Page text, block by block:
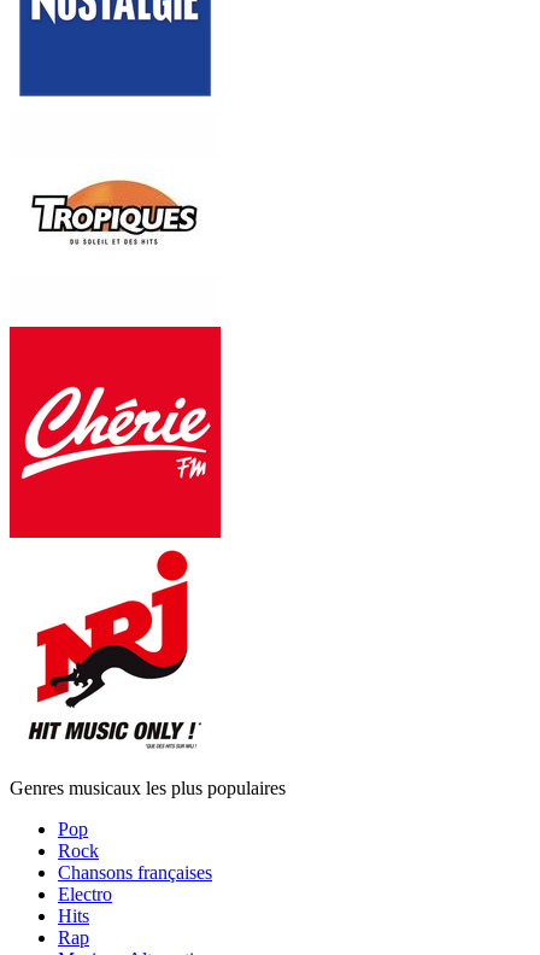
Genres musicaux les plus populaires
Pop
Rock
Chansons françaises
Electro
Hits
Rap